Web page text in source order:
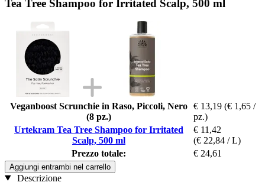
Tea Tree Shampoo for Irritated Scalp, 500 ml
Veganboost Scrunchie in Raso, Piccoli, Nero
(8 pz.)
€ 13,19 (€ 1,65 /
pz.)
Urtekram Tea Tree Shampoo for Irritated
Scalp, 500 ml
€ 11,42
(€ 22,84 / L)
Prezzo totale:
€ 24,61
Aggiungi entrambi nel carrello
Descrizione